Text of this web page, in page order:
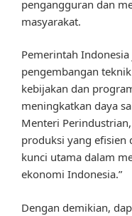
pengangguran dan
masyarakat.
Pemerintah
pengembangan
kebijakan dan
meningkatkan daya
Menteri
produksi yang efisien
kunci utama dalam
ekonomi Indonesia.”
Dengan demikian,